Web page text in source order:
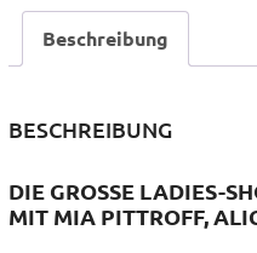
Beschreibung
BESCHREIBUNG
DIE GROSSE LADIES-
MIT MIA PITTROFF,